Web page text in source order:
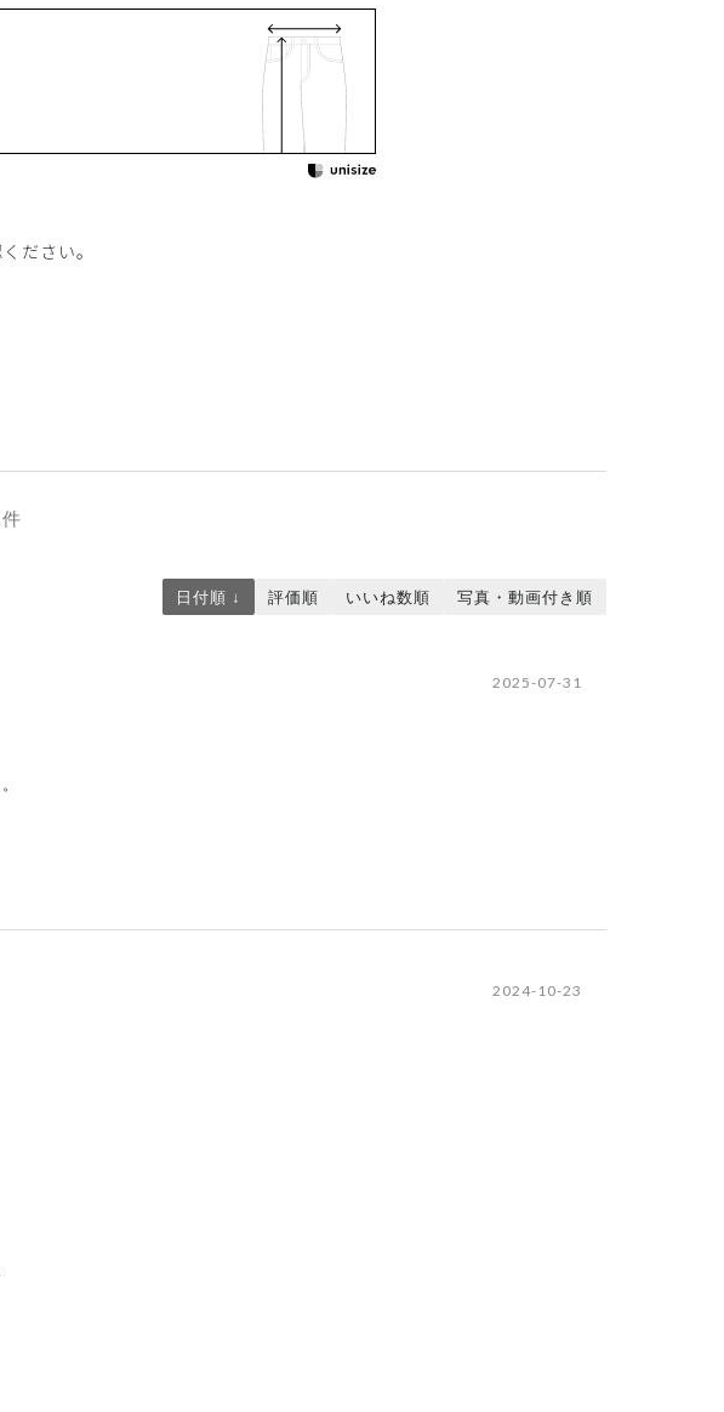
ださい。
日付順 ↓ 評価順 いいね数順 写真・動画付き順
2025-07-31
2024-10-23